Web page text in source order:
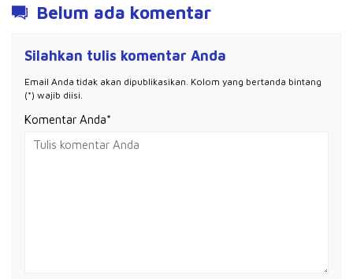
Belum ada komentar
Silahkan tulis komentar Anda
Email Anda tidak akan dipublikasikan. Kolom yang bertanda bintang
(*) wajib diisi.
Komentar Anda*